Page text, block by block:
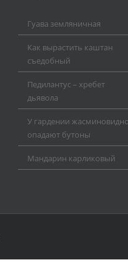
Гуава земляничная
Как вырастить каштан
съедобный
Педилантус – хребет
дьявола
У гардении
опадают бутоны
Мандарин карликовый